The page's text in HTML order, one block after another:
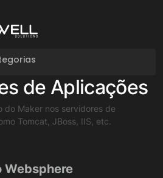
de Aplicações
do Maker nos servidores de
Tomcat, JBoss, IIS, etc.
Websphere